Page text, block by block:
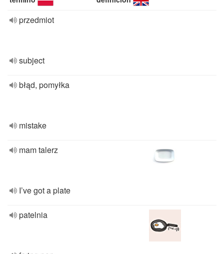
przedmiot
subject
błąd, pomyłka
mistake
mam talerz
I’ve got a plate
patelnia